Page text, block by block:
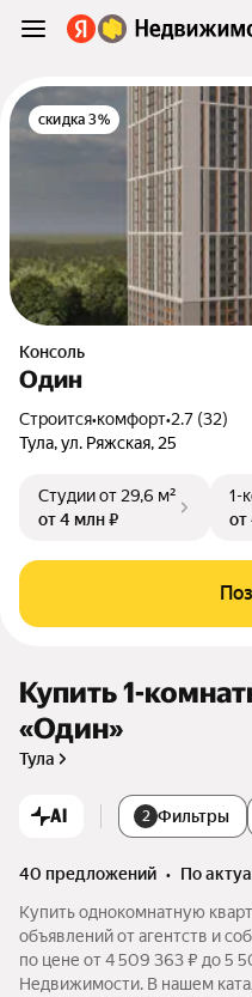
скидка 3%
Консоль
Один
Строится•комфорт•2.7 (32)
Тула,ул. Ряжская, 25
Студииот 29,6 м²
от 4 млн ₽
1-
от
Купить 1-
«Один»
Тула
AI 2 Фильтры
40 предложений •
по
Купить однокомнатную
объявлений от агентств и
по цене от 4 509 363 ₽ до 5
Недвижимости. В нашем